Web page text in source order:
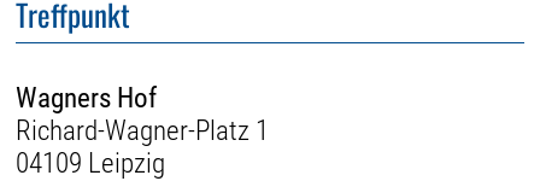
Treffpunkt
Wagners Hof
Richard-Wagner-Platz 1
04109 Leipzig